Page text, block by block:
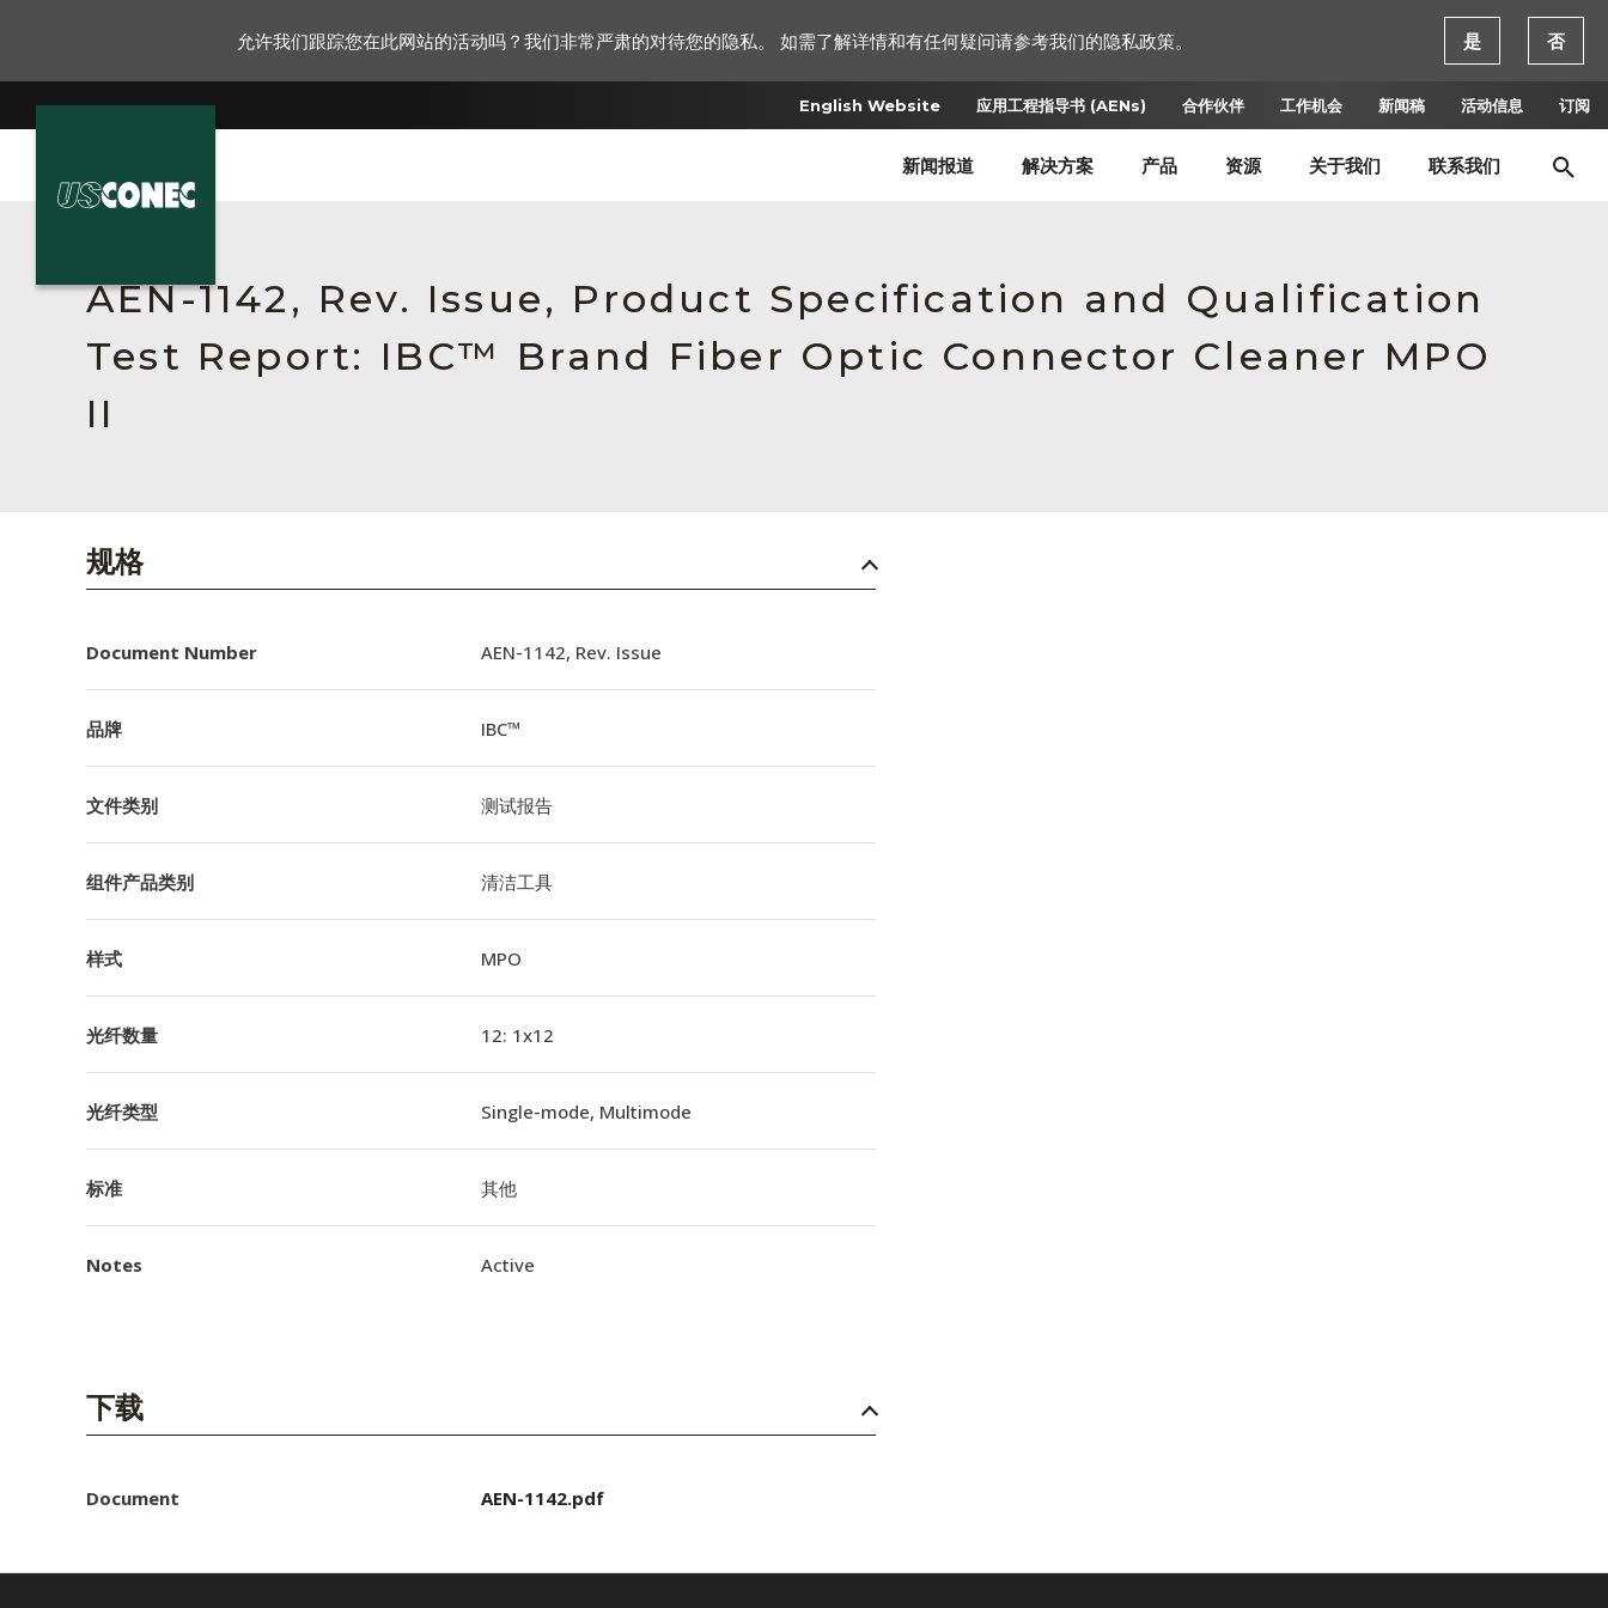
English Website 应用工程指导书 (AENs) 合作伙伴 工作机会 新闻稿 活动信息 订阅
新闻报道 解决方案 产品 资源 关于我们 联系我们
English Website
应用工程指导书 (AENs)
合作伙伴
活动信息
AEN-1142, Rev. Issue, Product Specification and Qualification
Test Report: IBC™ Brand Fiber Optic Connector Cleaner MPO
II
规格
Document Number AEN-1142, Rev. Issue
品牌 IBC™
文件类别 测试报告
组件产品类别 清洁工具
样式 MPO
光纤数量 12: 1x12
光纤类型 Single-mode, Multimode
标准 其他
Notes Active
下载
Document AEN-1142.pdf
允许我们跟踪您在此网站的活动吗？我们非常严肃的对待您的隐私。 如需了解详情和有任何疑问请参考我们的隐私政策。 是 否